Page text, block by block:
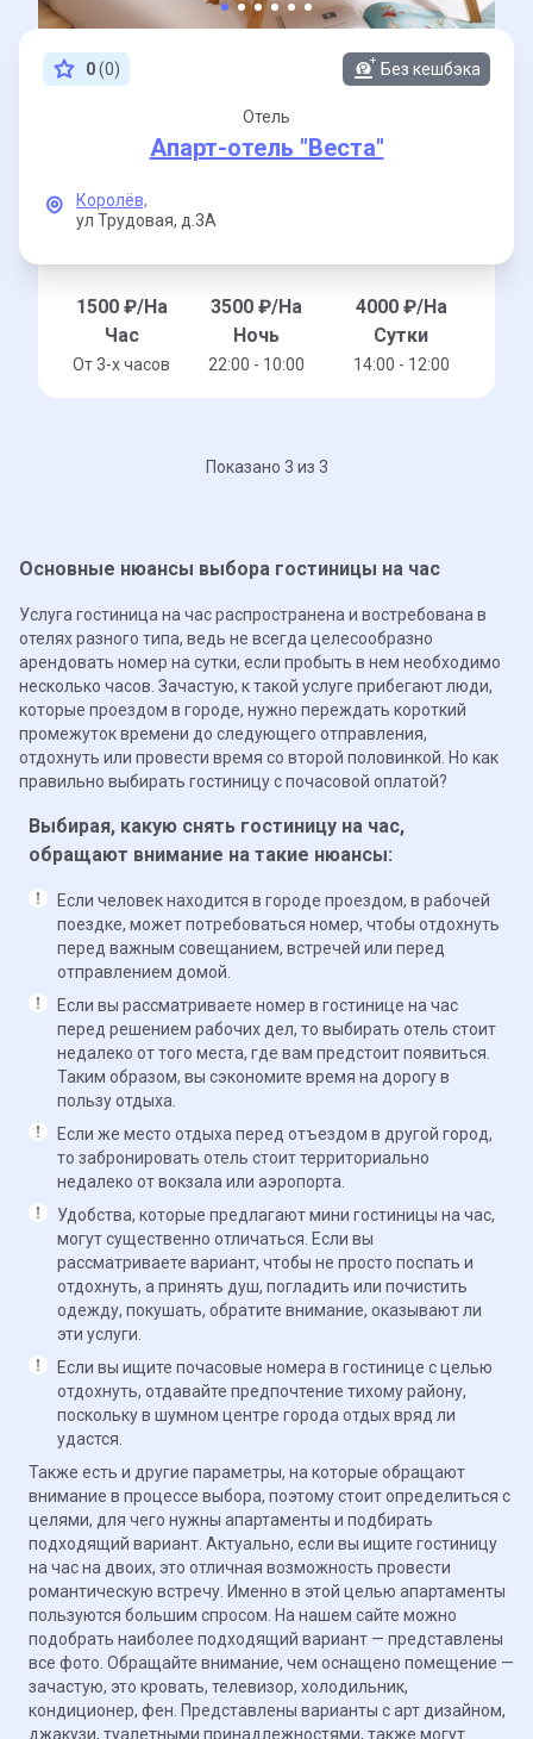
0(0) Без кешбэка
Отель
Апарт-отель "Веста"
Королёв,
ул Трудовая, д.3А
1500₽/На
Час
От 3-x часов
3500 ₽/На
Ночь
22:00 - 10:00
4000₽/На
Сутки
14:00 - 12:00
Показано 3 из 3
Основные нюансы выбора гостиницы на час
Услуга гостиница на час распространена и востребована в
отелях разного типа, ведь не всегда целесообразно
арендовать номер на сутки, если пробыть в нем необходимо
несколько часов. Зачастую, к такой услуге прибегают люди,
которые проездом в городе, нужно переждать короткий
промежуток времени до следующего отправления,
отдохнуть или провести время со второй половинкой. Но как
правильно выбирать гостиницу с почасовой оплатой?
Выбирая, какую снять гостиницу на час,
обращают внимание на такие нюансы:
Если человек находится в городе проездом, в рабочей
поездке, может потребоваться номер, чтобы отдохнуть
перед важным совещанием, встречей или перед
отправлением домой.
Если вы рассматриваете номер в гостинице на час
перед решением рабочих дел, то выбирать отель стоит
недалеко от того места, где вам предстоит появиться.
Таким образом, вы сэкономите время на дорогу в
пользу отдыха.
Если же место отдыха перед отъездом в другой город,
то забронировать отель стоит территориально
недалеко от вокзала или аэропорта.
Удобства, которые предлагают мини гостиницы на час,
могут существенно отличаться. Если вы
рассматриваете вариант, чтобы не просто поспать и
отдохнуть, а принять душ, погладить или почистить
одежду, покушать, обратите внимание, оказывают ли
эти услуги.
Если вы ищите почасовые номера в гостинице с целью
отдохнуть, отдавайте предпочтение тихому району,
поскольку в шумном центре города отдых вряд ли
удастся.
Также есть и другие параметры, на которые обращают
внимание в процессе выбора, поэтому стоит определиться с
целями, для чего нужны апартаменты и подбирать
подходящий вариант. Актуально, если вы ищите гостиницу
на час на двоих, это отличная возможность провести
романтическую встречу. Именно в этой целью апартаменты
пользуются большим спросом. На нашем сайте можно
подобрать наиболее подходящий вариант — представлены
все фото. Обращайте внимание, чем оснащено помещение —
зачастую, это кровать, телевизор, холодильник,
кондиционер, фен. Представлены варианты с арт дизайном,
джакузи, туалетными принадлежностями, также могут